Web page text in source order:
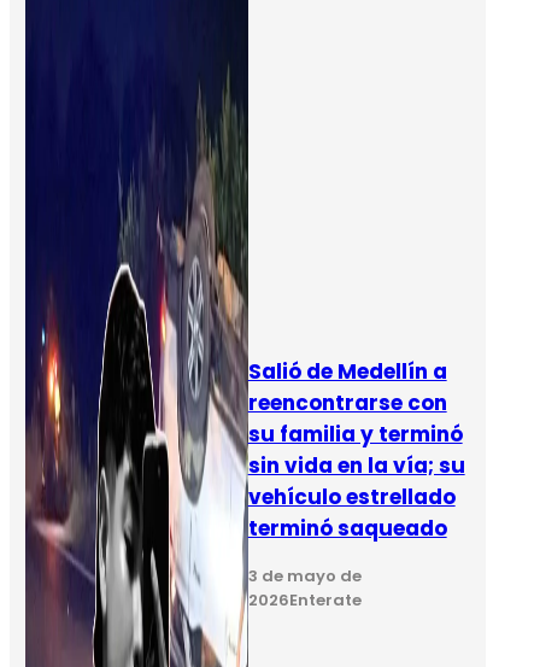
Salió de Medellín a
reencontrarse con
su familia y terminó
sin vida en la vía; su
vehículo estrellado
terminó saqueado
3 de mayo de
2026Enterate